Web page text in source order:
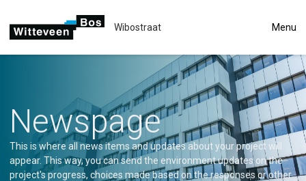
Wibostraat Menu
Newspage
This is where all news items and updates about your project will
appear. This way, you can send the environment updates on the
project's progress, choices made based on the responses or other